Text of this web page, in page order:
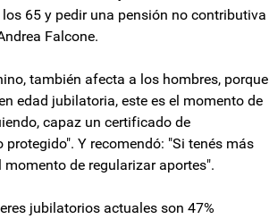
65 y pedir una pensión no contributiva
Falcone.
también afecta a los hombres, porque
edad jubilatoria, este es el momento de
capaz un certificado de
Y recomendó: "Si tenés más
de regularizar aportes".
jubilatorios actuales son 47%